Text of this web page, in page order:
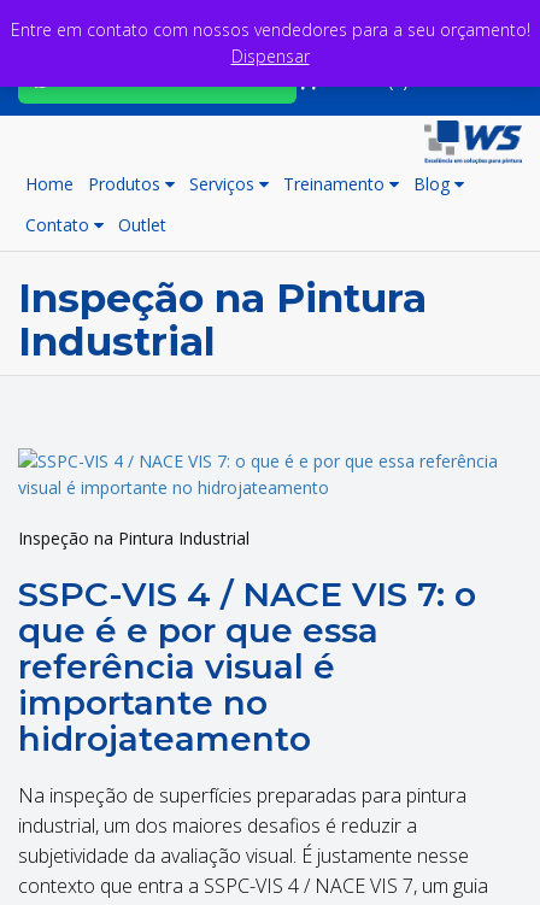
Home Produtos Serviços Treinamento
Blog
Contato
Outlet
Inspeção na Pintura
Industrial
Inspeção na Pintura Industrial
SSPC-VIS 4 / NACE VIS 7: o
que é e por que essa
referência visual é
importante no
hidrojateamento
Na inspeção de superfícies preparadas para pintura
industrial, um dos maiores desafios é reduzir a
subjetividade da avaliação visual. É justamente nesse
contexto que entra a SSPC-VIS 4 / NACE VIS 7, um guia
Entre em contato com nossos vendedores para a seu orçamento!
Dispensar